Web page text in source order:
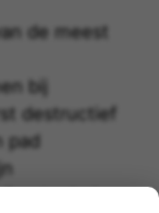
de meest
bij
destructief
pad